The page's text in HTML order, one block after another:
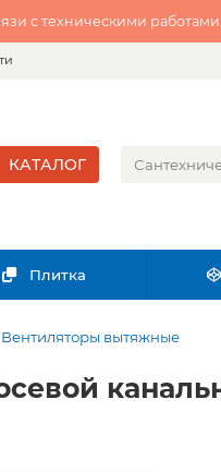
с техническими
КАТАЛОГ
Плитка
Вентиляторы вытяжные